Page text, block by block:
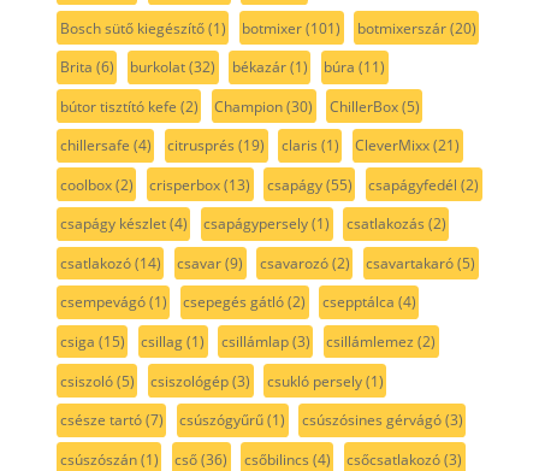
Bosch sütő kiegészítő(1) botmixer(101) botmixerszár(20)
Brita (6) burkolat(32) békazár(1) búra (11)
bútor tisztító kefe (2) Champion(30) ChillerBox(5)
chillersafe (4) citrusprés (19) claris (1) CleverMixx(21)
coolbox(2) crisperbox(13) csapágy(55) csapágyfedél (2)
csapágy készlet(4) csapágypersely(1) csatlakozás (2)
csatlakozó(14) csavar(9) csavarozó(2) csavartakaró(5)
csempevágó(1) csepegés gátló(2) csepptálca (4)
csiga (15) csillag(1) csillámlap(3) csillámlemez (2)
csiszoló(5) csiszológép(3) csukló persely(1)
csésze tartó(7) csúszógyűrű(1) csúszósines gérvágó(3)
csúszószán(1) cső(36) csőbilincs (4) csőcsatlakozó(3)